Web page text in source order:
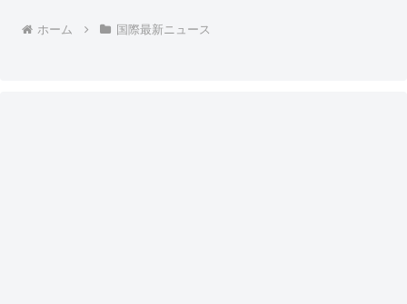
ホーム 国際最新ニュース